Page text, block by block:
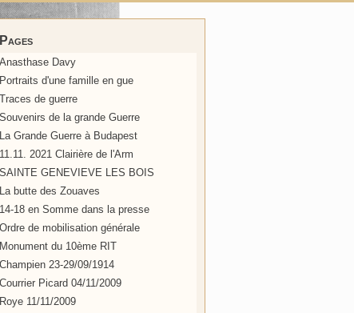
Pages
Anasthase Davy
Portraits d'une famille en gue
Traces de guerre
Souvenirs de la grande Guerre
La Grande Guerre à Budapest
11.11. 2021 Clairière de l'Arm
SAINTE GENEVIEVE LES BOIS
La butte des Zouaves
14-18 en Somme dans la presse
Ordre de mobilisation générale
Monument du 10ème RIT
Champien 23-29/09/1914
Courrier Picard 04/11/2009
Roye 11/11/2009